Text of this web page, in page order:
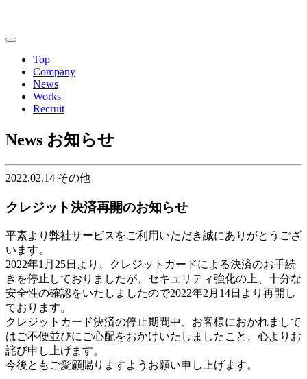
Top
Company
News
Works
Recruit
News お知らせ
2022.02.14 その他
クレジット決済再開のお知らせ
平素より弊社サービスをご利用いただき誠にありがとうござ
います。
2022年1月25日より、クレジットカードによる決済のお手続
きを停止しておりましたが、セキュリティ強化の上、十分な
安全性の確認をいたしましたので2022年2月14日より再開し
ております。
クレジットカード決済の停止期間中、お客様におかれまして
はご不便並びにご心配をおかけいたしましたこと、心よりお
詫び申し上げます。
今後ともご愛顧賜りますようお願い申し上げます。